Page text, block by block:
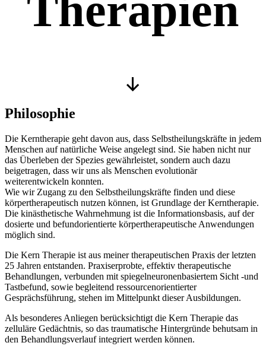
unten
scrollen
Philosophie
Die Kerntherapie geht davon aus, dass Selbstheilungskräfte in jedem
Menschen auf natürliche Weise angelegt sind. Sie haben nicht nur
das Überleben der Spezies gewährleistet, sondern auch dazu
beigetragen, dass wir uns als Menschen evolutionär
weiterentwickeln konnten.
Wie wir Zugang zu den Selbstheilungskräfte finden und diese
körpertherapeutisch nutzen können, ist Grundlage der Kerntherapie.
Die kinästhetische Wahrnehmung ist die Informationsbasis, auf der
dosierte und befundorientierte körpertherapeutische Anwendungen
möglich sind.
Die Kern Therapie ist aus meiner therapeutischen Praxis der letzten
25 Jahren entstanden. Praxiserprobte, effektiv therapeutische
Behandlungen, verbunden mit spiegelneuronenbasiertem Sicht -und
Tastbefund, sowie begleitend ressourcenorientierter
Gesprächsführung, stehen im Mittelpunkt dieser Ausbildungen.
Als besonderes Anliegen berücksichtigt die Kern Therapie das
zelluläre Gedächtnis, so das traumatische Hintergründe behutsam in
den Behandlungsverlauf integriert werden können.